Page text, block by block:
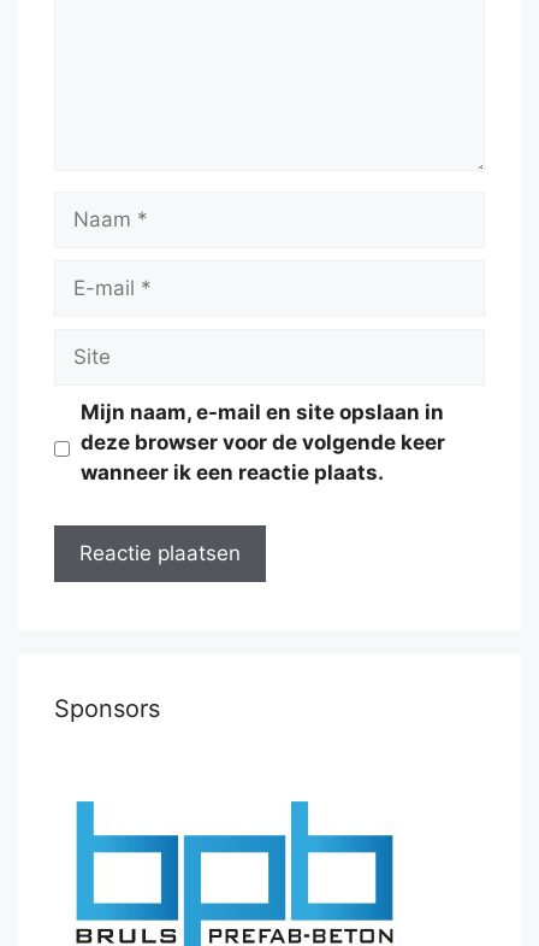
Naam
Site
Mijn naam, e-mail en site opslaan in
deze browser voor de volgende keer
wanneer ik een reactie plaats.
Sponsors